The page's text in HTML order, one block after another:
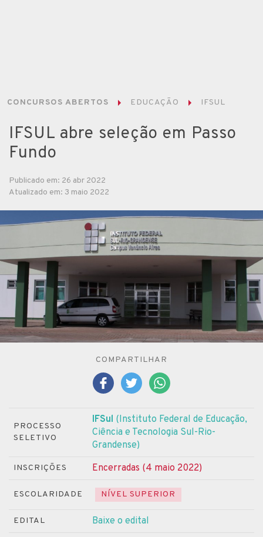
CONCURSOS ABERTOS EDUCAÇÃO IFSUL
IFSUL abre seleção em Passo
Fundo
Publicado em: 26 abr 2022
Atualizado em: 3 maio 2022
COMPARTILHAR
PROCESSO
SELETIVO
IFSul (Instituto Federal de Educação,
Ciência e Tecnologia Sul-Rio-
Grandense)
INSCRIÇÕES Encerradas (4 maio 2022)
ESCOLARIDADE NÍVEL SUPERIOR
EDITAL Baixe o edital